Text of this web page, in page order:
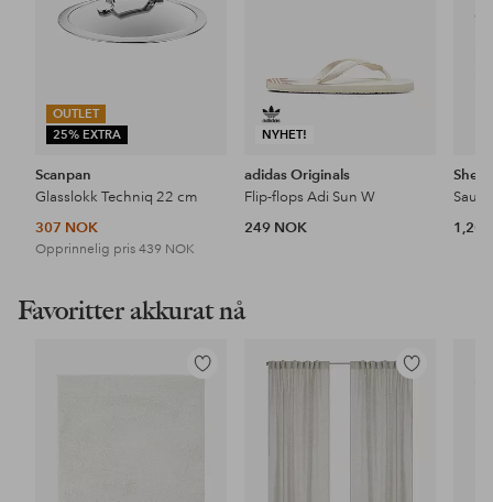
OUTLET
25% EXTRA
Scanpan
Glasslokk Techniq 22 cm
307 NOK
Opprinnelig pris 439 NOK
NYHET!
adidas Originals
Flip-flops Adi Sun W
249 NOK
Favoritter akkurat nå
Legg
Legg